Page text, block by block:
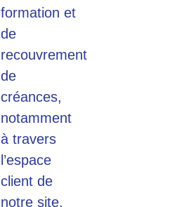
formation et
de
recouvrement
de
créances,
notamment
à travers
l’espace
client de
notre site.